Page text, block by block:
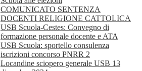
COMUNICATO SENTENZA
DOCENTI RELIGIONE CATTOLICA
USB Scuola-Cestes: Convegno di
formazione personale docente e ATA
USB Scuola: sportello consulenza
iscrizioni concorso PNRR 2
Locandine sciopero generale USB 13